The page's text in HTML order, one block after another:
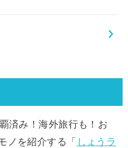
済み！海外旅行も！お
ノを紹介する「 しょうラ